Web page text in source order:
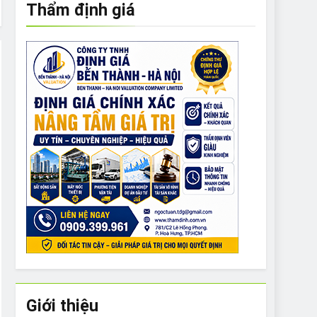
to What Bulldogs Can (and can’t) Eat
Run Long Distances?
Do I Need to Groom My Bulldog
Thẩm định giá
Giới thiệu